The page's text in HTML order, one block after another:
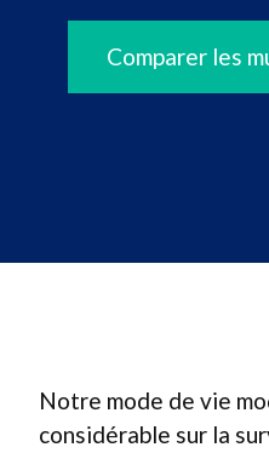
Comparer les
Notre mode de vie
considérable sur la